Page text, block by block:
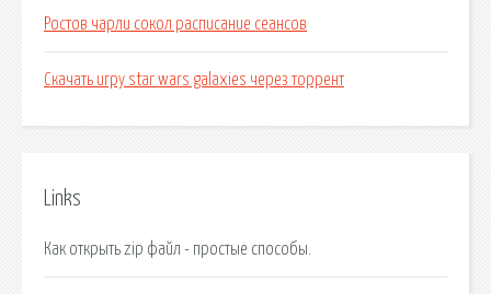
Ростов чарли сокол расписание сеансов
Скачать игру star wars galaxies через торрент
Links
Как открыть zip файл - простые способы.